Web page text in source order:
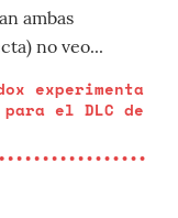
ambas
no veo...
experimenta
el DLC de